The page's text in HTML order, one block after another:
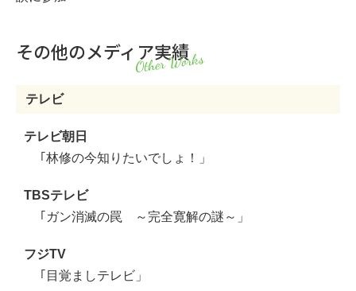
その他のメディア実績
Other Works
テレビ
テレビ朝日
｢林修の今知りたいでしょ！」
TBSテレビ
｢ガン消滅の罠 ～完全寛解の謎～」
フジTV
｢目覚ましテレビ」